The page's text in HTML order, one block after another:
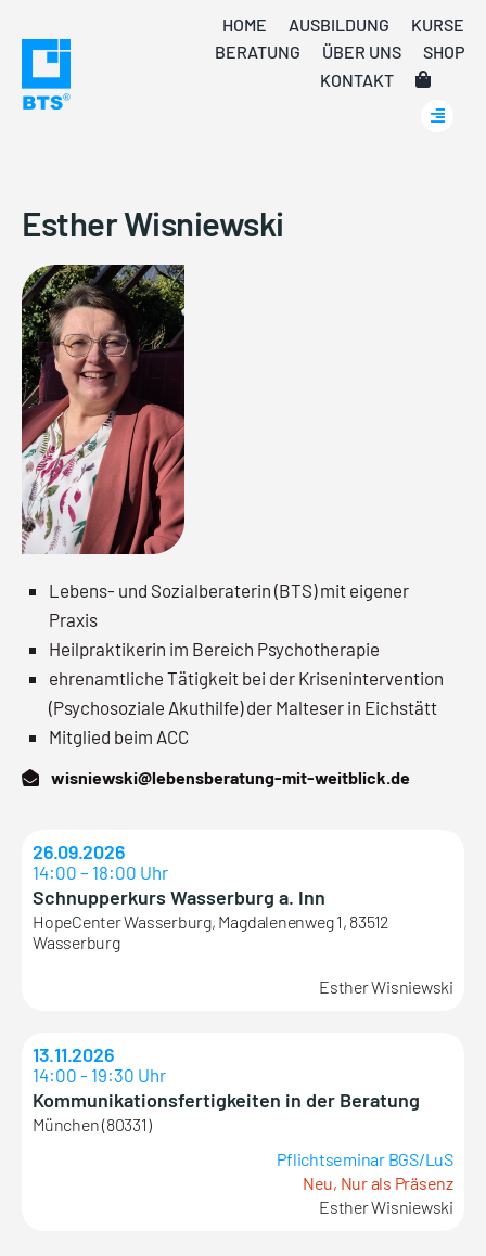
content
HOME AUSBILDUNG
KURSE
BERATUNG
ÜBER UNS
SHOP
KONTAKT
Esther Wisniewski
Lebens- und Sozialberaterin (BTS) mit eigener
Praxis
Heilpraktikerin im Bereich Psychotherapie
ehrenamtliche Tätigkeit bei der Krisenintervention
(Psychosoziale Akuthilfe) der Malteser in Eichstätt
Mitglied beim ACC
wisniewski@lebensberatung-mit-weitblick.de
26.09.2026
14:00 – 18:00 Uhr
Schnupperkurs Wasserburg a. Inn
HopeCenter Wasserburg, Magdalenenweg 1, 83512
Wasserburg
Esther Wisniewski
13.11.2026
14:00 - 19:30 Uhr
Kommunikationsfertigkeiten in der Beratung
München (80331)
Pflichtseminar BGS/LuS
Neu, Nur als Präsenz
Esther Wisniewski